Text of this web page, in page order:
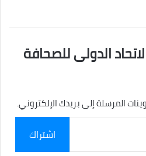
الدولى للصحافة
المرسلة إلى بريدك الإلكتروني.
اشتراك